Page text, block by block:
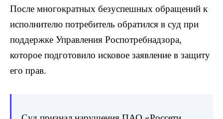
После многократных безуспешных обращений к
исполнителю потребитель обратился в суд при
поддержке Управления Роспотребнадзора,
которое подготовило исковое заявление в защиту
его прав.